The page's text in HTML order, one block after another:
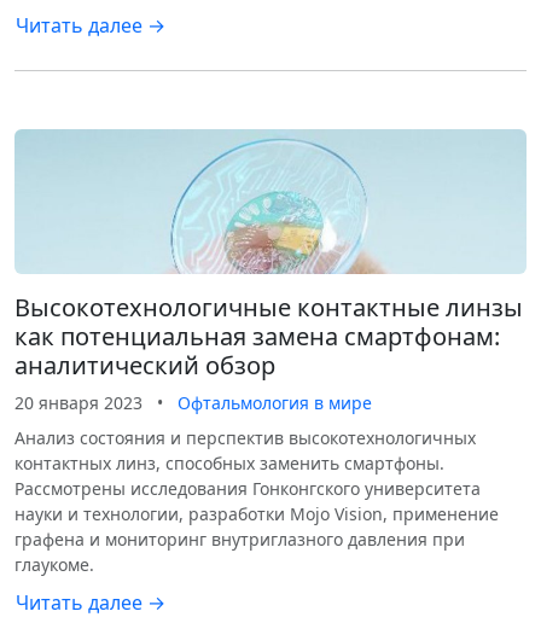
Читать далее →
Высокотехнологичные контактные линзы
как потенциальная замена смартфонам:
аналитический обзор
20 января 2023 •
Офтальмология в мире
Анализ состояния и перспектив высокотехнологичных
контактных линз, способных заменить смартфоны.
Рассмотрены исследования Гонконгского университета
науки и технологии, разработки Mojo Vision, применение
графена и мониторинг внутриглазного давления при
глаукоме.
Читать далее →